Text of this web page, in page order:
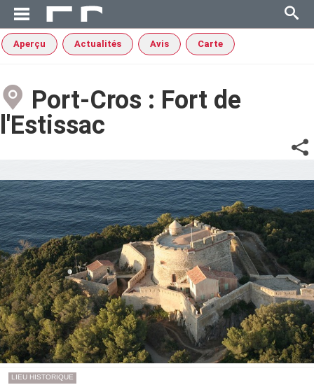
Aperçu Actualités Avis Carte
Port-Cros : Fort de
l'Estissac
LIEU HISTORIQUE